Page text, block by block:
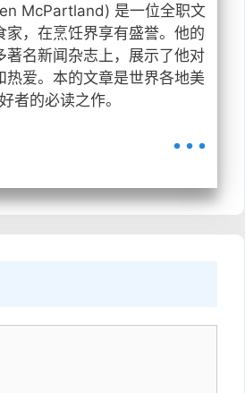
McPartland) 是一位全职文
家，在烹饪界享有盛誉。他的
著名新闻杂志上，展示了他对
热爱。本的文章是世界各地美
者的必读之作。
...